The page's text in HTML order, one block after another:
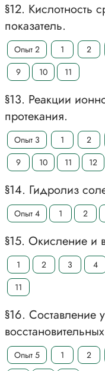
§12. Кислотность
показатель.
Опыт 2 1 2
9
10 11
§13. Реакции
протекания.
Опыт 3 1 2
9
10 11 12
§14. Гидролиз
Опыт 4 1 2
§15. Окисление и
1 2 3 4
11
§16. Составление
Опыт 5 1 2